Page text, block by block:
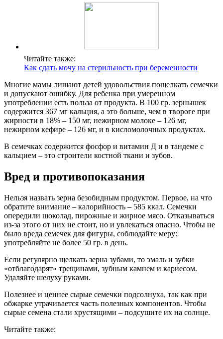
Читайте также:
Как сдать мочу на стерильность при беременности
Многие мамы лишают детей удовольствия пощелкать семечки
и допускают ошибку. Для ребенка при умеренном
употреблении есть польза от продукта. В 100 гр. зернышек
содержится 367 мг кальция, а это больше, чем в твороге при
жирности в 18% – 150 мг, нежирном молоке – 126 мг,
нежирном кефире – 126 мг, и в кисломолочных продуктах.
В семечках содержится фосфор и витамин Д и в тандеме с
кальцием – это строители костной ткани и зубов.
Вред и противопоказания
Нельзя назвать зерна безобидным продуктом. Первое, на что
обратите внимание – калорийность – 585 ккал. Семечки
опередили шоколад, пирожные и жирное мясо. Отказываться
из-за этого от них не стоит, но и увлекаться опасно. Чтобы не
было вреда семечек для фигуры, соблюдайте меру:
употребляйте не более 50 гр. в день.
Если регулярно щелкать зерна зубами, то эмаль и зубки
«отблагодарят» трещинами, зубным камнем и кариесом.
Удаляйте шелуху руками.
Полезнее и ценнее сырые семечки подсолнуха, так как при
обжарке утрачивается часть полезных компонентов. Чтобы
сырые семена стали хрустящими – подсушите их на солнце.
Читайте также: